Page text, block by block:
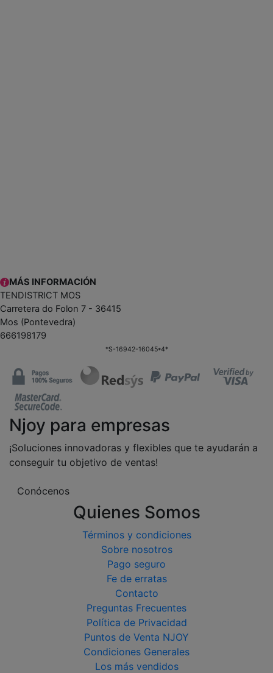
MÁS INFORMACIÓN
TENDISTRICT MOS
Carretera do Folon 7 - 36415
Mos (Pontevedra)
666198179
*S-16942-16045*4*
Njoy para empresas
¡Soluciones innovadoras y flexibles que te ayudarán a
conseguir tu objetivo de ventas!
Conócenos
Quienes Somos
Términos y condiciones
Sobre nosotros
Pago seguro
Fe de erratas
Contacto
Preguntas Frecuentes
Política de Privacidad
Puntos de Venta NJOY
Condiciones Generales
Los más vendidos